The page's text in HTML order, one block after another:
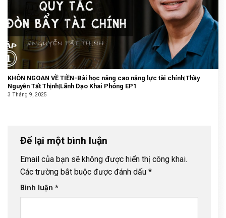
KHÔN NGOAN VỀ TIỀN-Bài học nâng cao năng lực tài chính|Thầy
Nguyễn Tất Thịnh|Lãnh Đạo Khai Phóng EP1
3 Tháng 9, 2025
Để lại một bình luận
Email của bạn sẽ không được hiển thị công khai.
Các trường bắt buộc được đánh dấu *
Bình luận *